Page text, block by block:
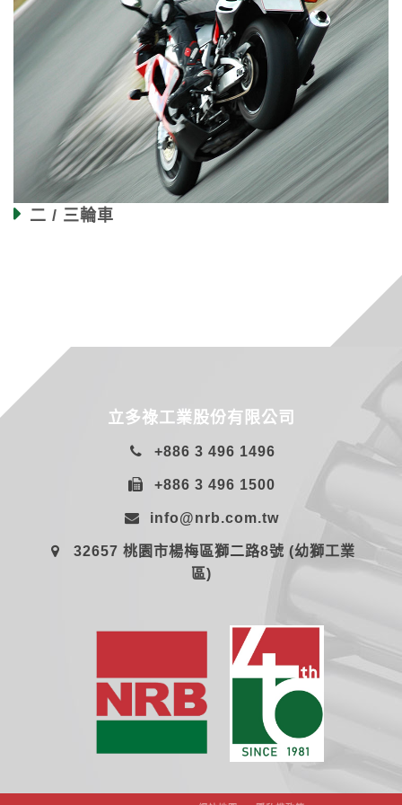
二 / 三輪車
立多祿工業股份有限公司
+886 3 496 1496
+886 3 496 1500
info@nrb.com.tw
32657 桃園市楊梅區獅二路8號 (幼獅工業
區)